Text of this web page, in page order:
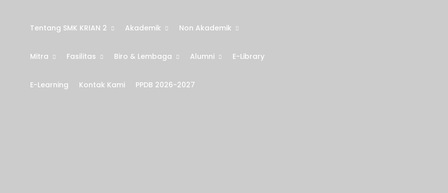
Tentang SMK KRIAN 2 Akademik Non Akademik
Mitra Fasilitas Biro & Lembaga Alumni E-Library
E-Learning Kontak Kami PPDB 2026-2027